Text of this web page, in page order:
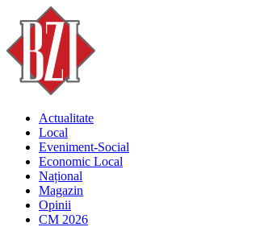
Actualitate
Local
Eveniment-Social
Economic Local
Național
Magazin
Opinii
CM 2026